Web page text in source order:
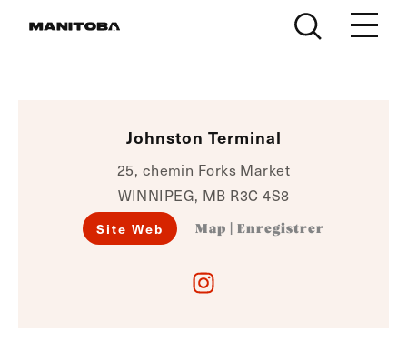
Johnston Terminal
25, chemin Forks Market
WINNIPEG, MB R3C 4S8
Site Web Map Enregistrer